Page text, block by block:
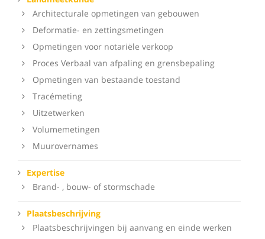
Architecturale opmetingen van gebouwen
Deformatie- en zettingsmetingen
Opmetingen voor notariële verkoop
Proces Verbaal van afpaling en grensbepaling
Opmetingen van bestaande toestand
Tracémeting
Uitzetwerken
Volumemetingen
Muurovernames
Expertise
Brand- , bouw- of stormschade
Plaatsbeschrijving
Plaatsbeschrijvingen bij aanvang en einde werken